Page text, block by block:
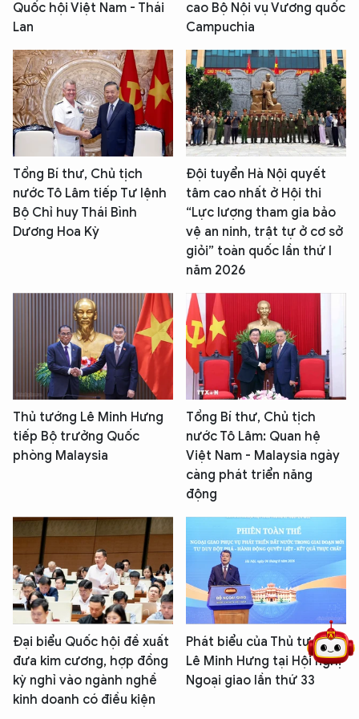
Quốc hội Việt Nam - Thái
Lan
cao Bộ Nội vụ Vương quốc
Campuchia
Tổng Bí thư, Chủ tịch
nước Tô Lâm tiếp Tư lệnh
Bộ Chỉ huy Thái Bình
Dương Hoa Kỳ
Đội tuyển Hà Nội quyết
tâm cao nhất ở Hội thi
“Lực lượng tham gia bảo
vệ an ninh, trật tự ở cơ sở
giỏi” toàn quốc lần thứ I
năm 2026
Thủ tướng Lê Minh Hưng
tiếp Bộ trưởng Quốc
phòng Malaysia
Tổng Bí thư, Chủ tịch
nước Tô Lâm: Quan hệ
Việt Nam - Malaysia ngày
càng phát triển năng
động
Đại biểu Quốc hội đề xuất
đưa kim cương, hợp đồng
kỳ nghỉ vào ngành nghề
kinh doanh có điều kiện
Phát biểu của Thủ tướng
Lê Minh Hưng tại Hội nghị
Ngoại giao lần thứ 33
5 điểm nghẽn của Hà Nội giải pháp xử lý điểm nghẽn của